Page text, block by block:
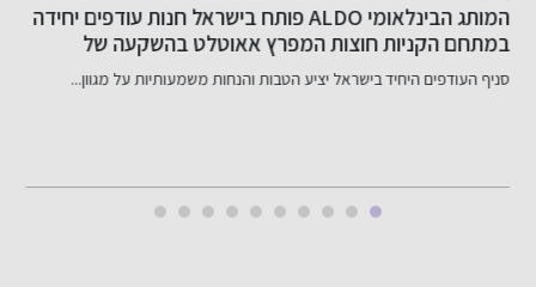
המותג הבינלאומי ALDO פותח בישראל חנות עודפים יחידה
במתחם הקניות חוצות המפרץ אאוטלט בהשקעה של
כ-800 אלף שקל
סניף העודפים היחיד בישראל יציע הטבות והנחות משמעותיות על מגוון...